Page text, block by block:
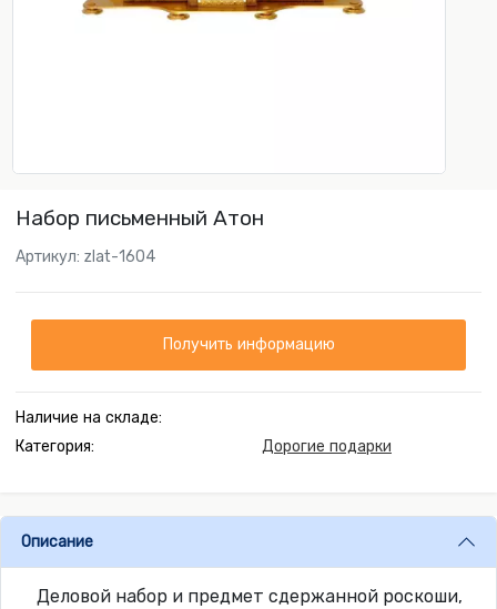
Набор письменный Атон
Артикул: zlat-1604
Получить информацию
Наличие на складе:
Категория:
Дорогие подарки
Описание
Деловой набор и предмет сдержанной роскоши,